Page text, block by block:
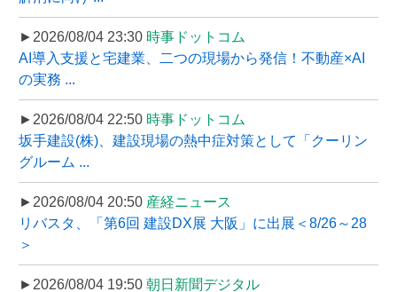
►2026/08/04 23:30 時事ドットコム
AI導入支援と宅建業、二つの現場から発信！不動産×AI
の実務 ...
►2026/08/04 22:50 時事ドットコム
坂手建設(株)、建設現場の熱中症対策として「クーリン
グルーム ...
►2026/08/04 20:50 産経ニュース
リバスタ、「第6回 建設DX展 大阪」に出展＜8/26～28
＞
►2026/08/04 19:50 朝日新聞デジタル